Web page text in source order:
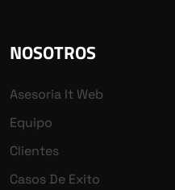
NOSOTROS
Asesoria It Web
Equipo
Clientes
Casos De Exito